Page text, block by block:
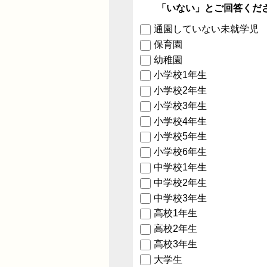
「いない」とご回答くだ
通園していない未就学児
保育園
幼稚園
小学校1年生
小学校2年生
小学校3年生
小学校4年生
小学校5年生
小学校6年生
中学校1年生
中学校2年生
中学校3年生
高校1年生
高校2年生
高校3年生
大学生